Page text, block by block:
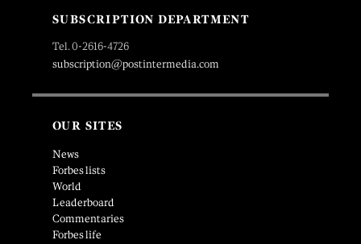
SUBSCRIPTION DEPARTMENT
Tel. 0-2616-4726
subscription@postintermedia.com
OUR SITES
News
Forbes lists
World
Leaderboard
Commentaries
Forbes life